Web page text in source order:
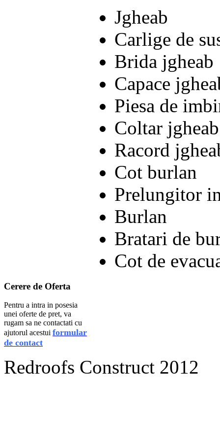
Jgheab
Carlige de
Brida jgheab
Capace
Piesa de
Coltar
Racord
Cot burlan
Prelungitor
Burlan
Bratari de
Cot de
Cerere de Oferta
Pentru a intra in posesia
unei oferte de pret, va
rugam sa ne contactati cu
ajutorul acestui formular
de contact
Redroofs Construct 2012